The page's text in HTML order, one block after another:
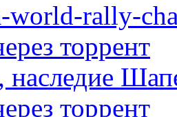
world-rally-
торрент
наследие
торрент